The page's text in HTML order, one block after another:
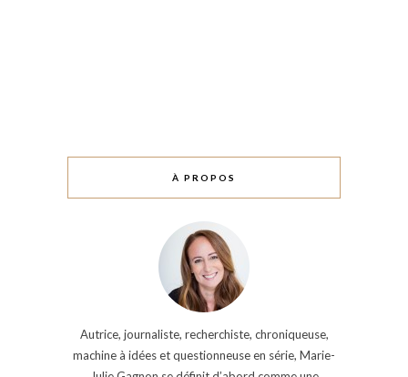
À PROPOS
Autrice, journaliste, recherchiste, chroniqueuse,
machine à idées et questionneuse en série, Marie-